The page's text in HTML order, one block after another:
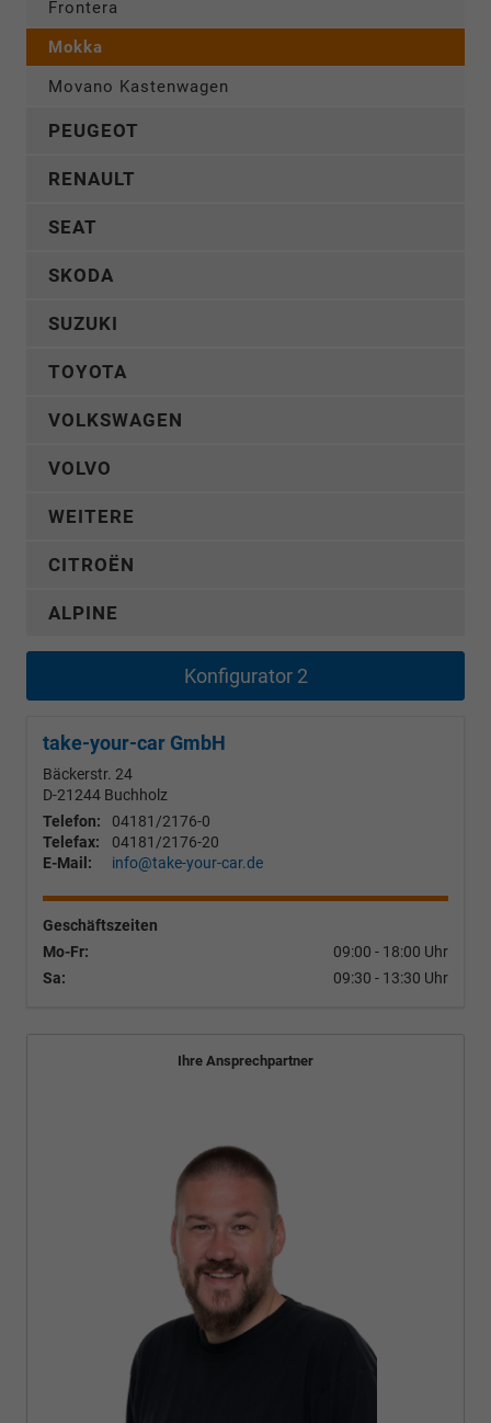
Frontera
Mokka
Movano Kastenwagen
PEUGEOT
RENAULT
SEAT
SKODA
SUZUKI
TOYOTA
VOLKSWAGEN
VOLVO
WEITERE
CITROËN
ALPINE
Konfigurator 2
take-your-car GmbH
Bäckerstr. 24
D-21244 Buchholz
Telefon:
04181/2176-0
Telefax:
04181/2176-20
E-Mail:
info@take-your-car.de
Geschäftszeiten
Mo-Fr:
09:00 - 18:00 Uhr
Sa:
09:30 - 13:30 Uhr
Ihre Ansprechpartner